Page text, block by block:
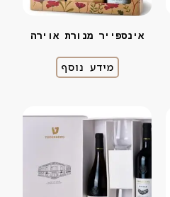
אינספייר מנורת אוירה
מידע נוסף